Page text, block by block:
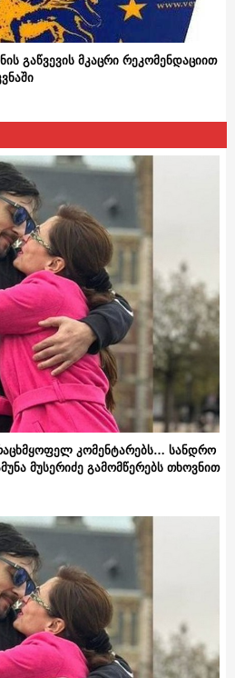
გაწვევის მკაცრი რეკომენდაციით
კომენტარებს… სანდრო
მუსერიძე გამომწერებს თხოვნით